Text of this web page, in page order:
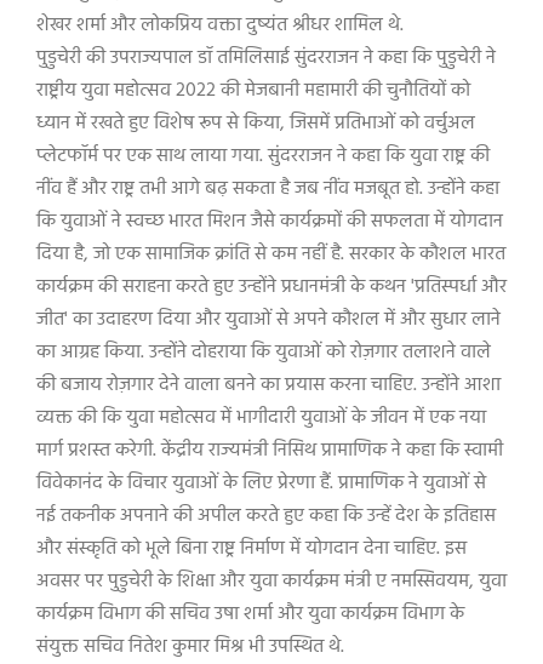
शेखर शर्मा और लोकप्रिय वक्ता दुष्यंत श्रीधर शामिल थे.
पुडुचेरी की उपराज्यपाल डॉ तमिलिसाई सुंदरराजन ने कहा कि पुडुचेरी ने
राष्ट्रीय युवा महोत्सव2022की मेजबानी महामारी की चुनौतियों को
ध्यान में रखते हुए विशेष रूप से किया,जिसमें प्रतिभाओं को वर्चुअल
प्लेटफॉर्म पर एक साथ लाया गया. सुंदरराजन ने कहा कि युवा राष्ट्र की
नींव हैं और राष्ट्र तभी आगे बढ़ सकता है जब नींव मजबूत हो. उन्होंने कहा
कि युवाओं ने स्वच्छ भारत मिशन जैसे कार्यक्रमों की सफलता में योगदान
दिया है,जो एक सामाजिक क्रांति से कम नहीं है. सरकार के कौशल भारत
कार्यक्रम की सराहना करते हुए उन्होंने प्रधानमंत्री के कथन'प्रतिस्पर्धा और
जीत'का उदाहरण दिया और युवाओं से अपने कौशल में और सुधार लाने
का आग्रह किया. उन्होंने दोहराया कि युवाओं को रोज़गार तलाशने वाले
की बजाय रोज़गार देने वाला बनने का प्रयास करना चाहिए. उन्होंने आशा
व्यक्त की कि युवा महोत्सव में भागीदारी युवाओं के जीवन में एक नया
मार्ग प्रशस्त करेगी. केंद्रीय राज्यमंत्री निसिथ प्रामाणिक ने कहा कि स्वामी
विवेकानंद के विचार युवाओं के लिए प्रेरणा हैं. प्रामाणिक ने युवाओं से
नई तकनीक अपनाने की अपील करते हुए कहा कि उन्हें देश के इतिहास
और संस्कृति को भूले बिना राष्ट्र निर्माण में योगदान देना चाहिए. इस
अवसर पर पुडुचेरी के शिक्षा और युवा कार्यक्रम मंत्री ए नमस्सिवयम,युवा
कार्यक्रम विभाग की सचिव उषा शर्मा और युवा कार्यक्रम विभाग के
संयुक्त सचिव नितेश कुमार मिश्र भी उपस्थित थे.